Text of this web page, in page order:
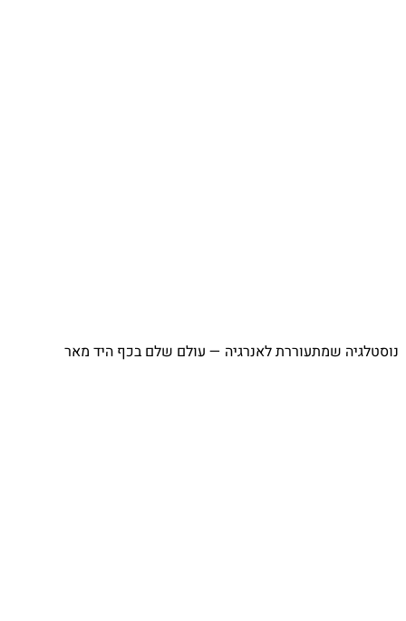
⁨ נוסטלגיה שמתעוררת לאנרגיה — עולם שלם בכף היד מאר